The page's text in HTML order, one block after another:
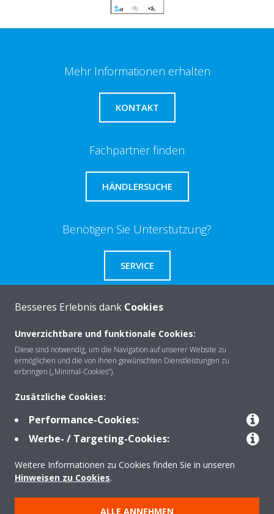
Mehr Informationen erhalten
KONTAKT
Fachpartner finden
HÄNDLERSUCHE
Benötigen Sie Unterstützung?
SERVICE
Über Daikin
Kontakt
Produkte
Besseres Erlebnis dank Cookies
Unverzichtbare und funktionale Cookies:
Diese sind notwendig, um die Navigation auf unserer Website zu
ermöglichen und die von Ihnen gewünschten Dienstleistungen zu
erbringen („Minimal-Cookies“).
Zusätzliche Cookies:
Performance-Cookies:
Werbe- / Targeting-Cookies:
Weitere Informationen zu Cookies finden Sie in unseren
Hinweisen zu Cookies.
ALLE ANNEHMEN